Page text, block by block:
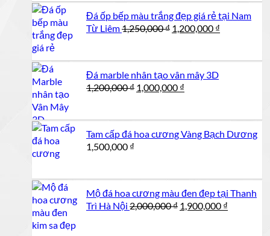
Đá ốp bếp màu trắng đẹp giá rẻ tại Nam
Từ Liêm1,250,000₫ Giá
1,250,000 ₫.
1,200,000 ₫
Đá marble nhân tạo vân mây 3D
1,200,000₫ Giá
1,000,000 ₫
1,000,000 ₫.
Tam cấp đá hoa cương Vàng Bạch Dương
1,500,000 ₫
Mộ đá hoa cương màu đen đẹp tại Thanh
Trì Hà Nội 2,000,000₫ Giá
1,900,000 ₫